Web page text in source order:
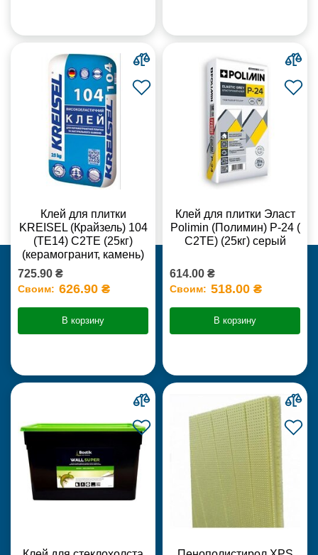
Клей для плитки
KREISEL (Крайзель) 104
(ТЕ14) С2TE (25кг)
(керамогранит, камень)
725.90 ₴
Своим: 626.90 ₴
В корзину
Клей для плитки Эласт
Polimin (Полимин) Р-24 (
С2ТЕ) (25кг) серый
614.00 ₴
Своим: 518.00 ₴
В корзину